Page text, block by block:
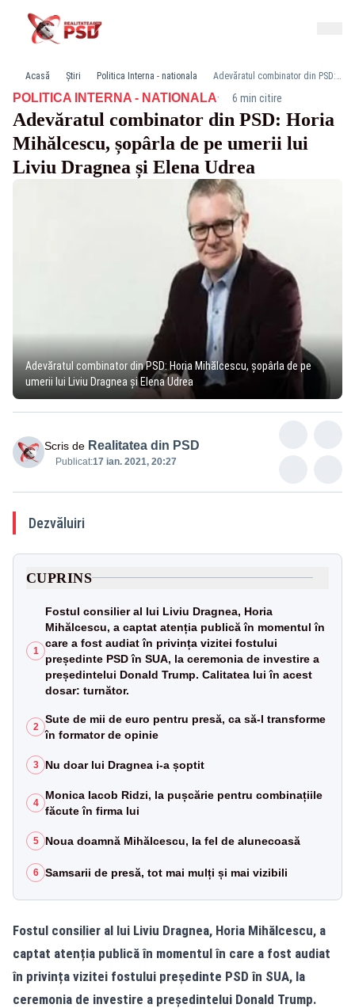
Acasă Știri Politica Interna - nationala Adevăratul combinator din PSD: Horia Mihălcescu, șopârla de pe umerii lui Liviu Dragnea și Elena Udrea
POLITICA INTERNA - NATIONALA· 6 min citire
Adevăratul combinator din PSD: Horia
Mihălcescu, șopârla de pe umerii lui
Liviu Dragnea și Elena Udrea
Adevăratul combinator din PSD: Horia Mihălcescu, șopârla de pe
umerii lui Liviu Dragnea și Elena Udrea
Scris de Realitatea din PSD
Publicat:17 ian. 2021, 20:27
Dezvăluiri
CUPRINS
1
Fostul consilier al lui Liviu Dragnea, Horia
Mihălcescu, a captat atenția publică în momentul în
care a fost audiat în privința vizitei fostului
președinte PSD în SUA, la ceremonia de investire a
președintelui Donald Trump. Calitatea lui în acest
dosar: turnător.
2
Sute de mii de euro pentru presă, ca să-l transforme
în formator de opinie
3 Nu doar lui Dragnea i-a șoptit
4
Monica Iacob Ridzi, la pușcărie pentru combinațiile
făcute în firma lui
5 Noua doamnă Mihălcescu, la fel de alunecoasă
6 Samsarii de presă, tot mai mulți și mai vizibili
Fostul consilier al lui Liviu Dragnea, Horia Mihălcescu, a
captat atenția publică în momentul în care a fost audiat
în privința vizitei fostului președinte PSD în SUA, la
ceremonia de investire a președintelui Donald Trump.